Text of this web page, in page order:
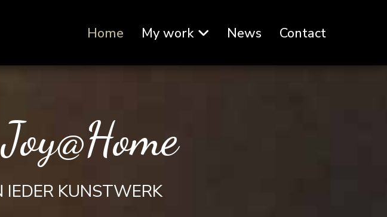
Home My work News Contact
IEDER KUNSTWERK